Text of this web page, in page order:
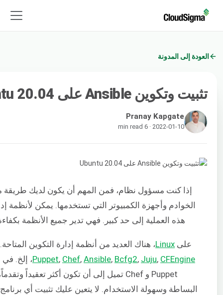
العودة إلى المدونة
تثبيت وتكوين Ansible على Ubuntu 20.04
Pranay Kapgate
2022-01-10 · 6 min read
إذا كنت مسؤول نظام، فمن المهم أن يكون لديك طريقة
الخوادم وأجهزة الكمبيوتر التي تستخدمها. يمكن لأنظمة
هذه العملية إلى حد كبير. فهي تدير جميع الأنظمة
على Linux، هناك العديد من أنظمة إدارة التكوين
Puppet, Chef, Ansible, Bcfg2, Juju, CFEngine ، إلخ.
البساطة وسهولة الاستخدام. لا يتعين عليك تثبيت أي